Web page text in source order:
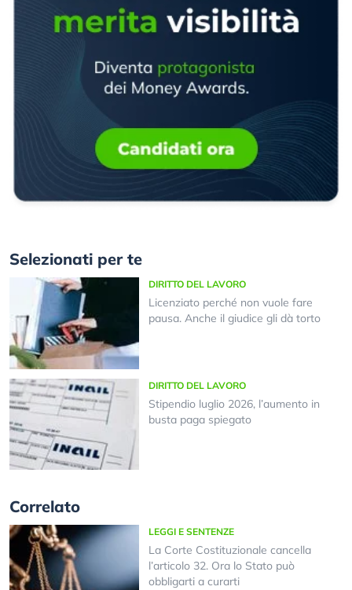
Selezionati per te
DIRITTO DEL LAVORO
Licenziato perché non vuole fare
pausa. Anche il giudice gli dà torto
DIRITTO DEL LAVORO
Stipendio luglio 2026, l’aumento in
busta paga spiegato
Correlato
LEGGI E SENTENZE
La Corte Costituzionale cancella
l’articolo 32. Ora lo Stato può
obbligarti a curarti